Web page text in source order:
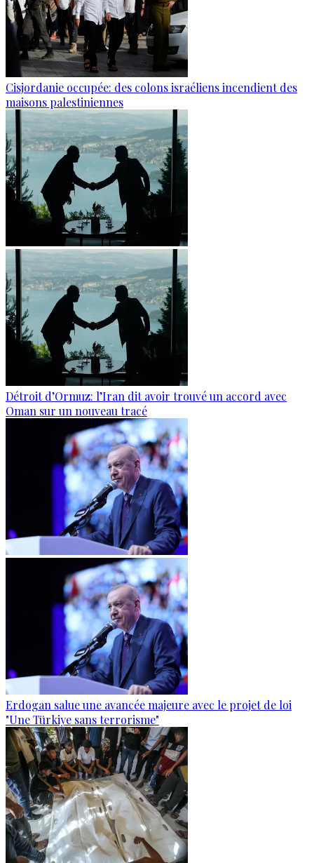
Cisjordanie occupée: des colons israéliens incendient des
maisons palestiniennes
Détroit d’Ormuz: l’Iran dit avoir trouvé un accord avec
Oman sur un nouveau tracé
Erdogan salue une avancée majeure avec le projet de loi
"Une Türkiye sans terrorisme"